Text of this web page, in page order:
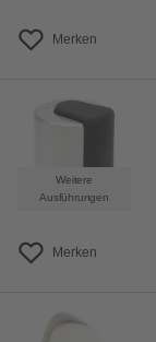
Merken
Weitere
Ausführungen
Merken